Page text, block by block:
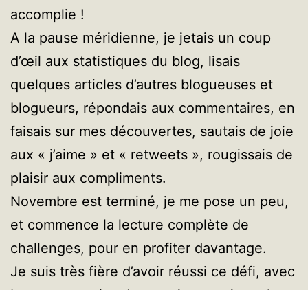
accomplie !
A la pause méridienne, je jetais un coup
d’œil aux statistiques du blog, lisais
quelques articles d’autres blogueuses et
blogueurs, répondais aux commentaires, en
faisais sur mes découvertes, sautais de joie
aux « j’aime » et « retweets », rougissais de
plaisir aux compliments.
Novembre est terminé, je me pose un peu,
et commence la lecture complète de
challenges, pour en profiter davantage.
Je suis très fière d’avoir réussi ce défi, avec